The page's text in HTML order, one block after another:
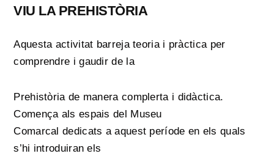
VIU LA PREHISTÒRIA
Aquesta activitat barreja teoria i pràctica per
comprendre i gaudir de la
Prehistòria de manera complerta i didàctica.
Comença als espais del Museu
Comarcal dedicats a aquest període en els quals
s’hi introduiran els